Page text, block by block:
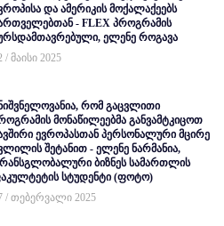
და ამერიკის მოქალაქეებს
- FLEX პროგრამის
ელენე როგავა
/ მაისი 2025
რომ გაცვლითი
მონაწილეებმა განვამტკიცოთ
ევროპასთან პერსონალური მცირე
შეტანით - ელენე ნარმანია,
ბიზნეს სამართლის
სტუდენტი (ფოტო)
/ თებერვალი 2025